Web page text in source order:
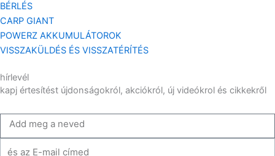
BÉRLÉS
CARP GIANT
POWERZ AKKUMULÁTOROK
VISSZAKÜLDÉS ÉS VISSZATÉRÍTÉS
hírlevél
kapj értesítést újdonságokról, akciókról, új videókrol és cikkekről
Add
meg